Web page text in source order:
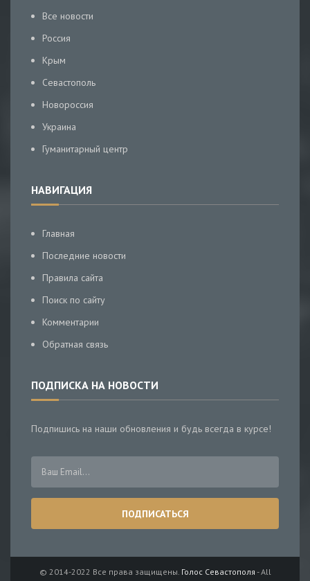
Все новости
Россия
Крым
Севастополь
Новороссия
Украина
Гуманитарный центр
НАВИГАЦИЯ
Главная
Последние новости
Правила сайта
Поиск по сайту
Комментарии
Обратная связь
ПОДПИСКА НА НОВОСТИ
Подпишись на наши обновления и будь всегда в курсе!
© 2014-2022 Все права защищены. Голос Севастополя - All